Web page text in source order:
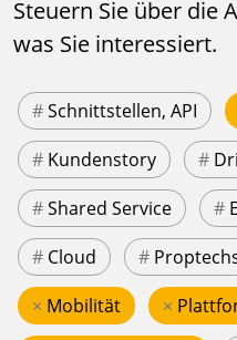
Steuern Sie über die
was Sie interessiert.
#Schnittstellen, API
# Kundenstory #
#Shared Service #
# Cloud #
× Mobilität ×